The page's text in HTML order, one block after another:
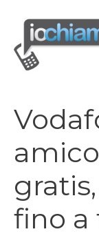
contenuto
fino a